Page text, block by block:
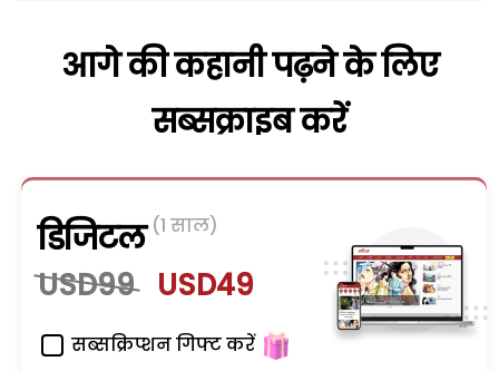
आगे की कहानी पढ़ने के लिए
सब्सक्राइब करें
डिजिटल (1 साल)
USD99 USD49
सब्सक्रिप्शन गिफ्ट करें